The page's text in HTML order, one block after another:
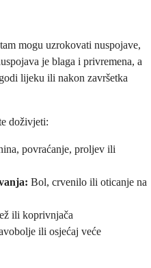
mogu uzrokovati nuspojave,
je blaga i privremena, a
lijeku ili nakon završetka
doživjeti:
povraćanje, proljev ili
Bol, crvenilo ili oticanje na
ili koprivnjača
ili osjećaj veće